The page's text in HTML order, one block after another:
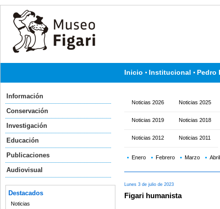
Inicio Institucional Pedro
Información
Conservación
Investigación
Educación
Publicaciones
Audiovisual
Destacados
Noticias
Noticias 2026 Noticias 2025
Noticias 2019 Noticias 2018
Noticias 2012 Noticias 2011
Enero Febrero Marzo Abril
Lunes 3 de julio de 2023
Figari humanista